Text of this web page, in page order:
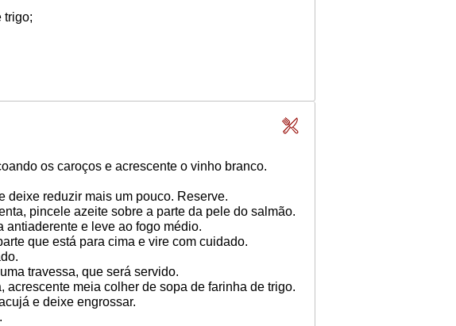
trigo;
os caroços e acrescente o vinho branco.
deixe reduzir mais um pouco. Reserve.
pincele azeite sobre a parte da pele do salmão.
e leve ao fogo médio.
que está para cima e vire com cuidado.
travessa, que será servido.
acrescente meia colher de sopa de farinha de trigo.
e deixe engrossar.